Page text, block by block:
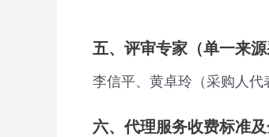
五、评审专家（单一来
李信平、黄卓玲（采购人
六、代理服务收费标准及